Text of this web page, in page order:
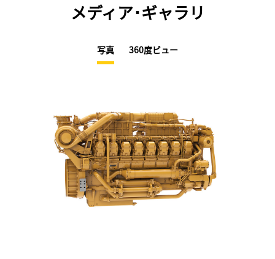
メディア･ギャラリ
写真 360度ビュー